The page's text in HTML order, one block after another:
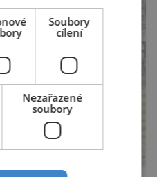
Soubory
cílení
Nezařazené
soubory